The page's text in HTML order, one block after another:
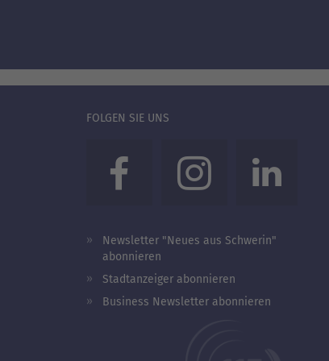
FOLGEN SIE UNS
Newsletter "Neues aus Schwerin"
abonnieren
Stadtanzeiger abonnieren
Business Newsletter abonnieren